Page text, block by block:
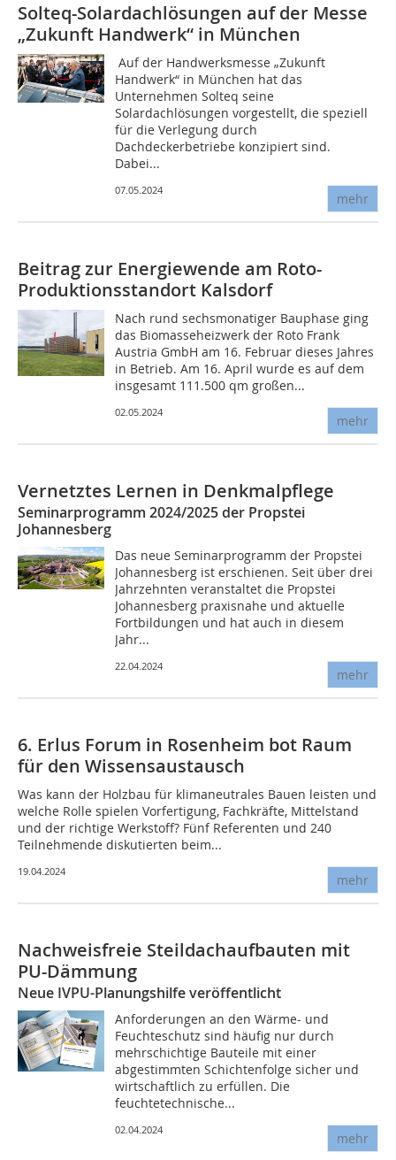
Solteq-Solardachlösungen auf der Messe
„Zukunft Handwerk“ in München
Auf der Handwerksmesse „Zukunft
Handwerk“ in München hat das
Unternehmen Solteq seine
Solardachlösungen vorgestellt, die speziell
für die Verlegung durch
Dachdeckerbetriebe konzipiert sind.
Dabei...
07.05.2024
mehr
Beitrag zur Energiewende am Roto-
Produktionsstandort Kalsdorf
Nach rund sechsmonatiger Bauphase ging
das Biomasseheizwerk der Roto Frank
Austria GmbH am 16. Februar dieses Jahres
in Betrieb. Am 16. April wurde es auf dem
insgesamt 111.500 qm großen...
02.05.2024
mehr
Vernetztes Lernen in Denkmalpflege
Seminarprogramm 2024/2025 der Propstei
Johannesberg
Das neue Seminarprogramm der Propstei
Johannesberg ist erschienen. Seit über drei
Jahrzehnten veranstaltet die Propstei
Johannesberg praxisnahe und aktuelle
Fortbildungen und hat auch in diesem
Jahr...
22.04.2024
mehr
6. Erlus Forum in Rosenheim bot Raum
für den Wissensaustausch
Was kann der Holzbau für klimaneutrales Bauen leisten und
welche Rolle spielen Vorfertigung, Fachkräfte, Mittelstand
und der richtige Werkstoff? Fünf Referenten und 240
Teilnehmende diskutierten beim...
19.04.2024
mehr
Nachweisfreie Steildachaufbauten mit
PU-Dämmung
Neue IVPU-Planungshilfe veröffentlicht
Anforderungen an den Wärme- und
Feuchteschutz sind häufig nur durch
mehrschichtige Bauteile mit einer
abgestimmten Schichtenfolge sicher und
wirtschaftlich zu erfüllen. Die
feuchtetechnische...
02.04.2024
mehr